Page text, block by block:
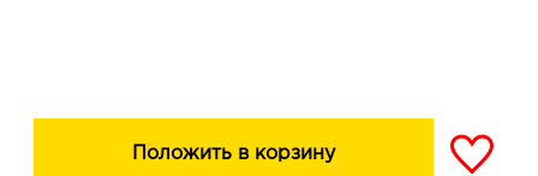
Положить в корзину